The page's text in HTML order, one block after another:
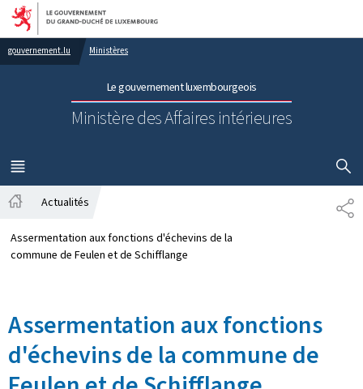
Aller au menu principal
Aller au contenu
gouvernement.lu Ministères
Le gouvernement luxembourgeois
Ministère des Affaires intérieures
MENU
PRINCIPAL
Actualités
Assermentation aux fonctions d'échevins de la
commune de Feulen et de Schifflange
Assermentation aux fonctions
d'échevins de la commune de